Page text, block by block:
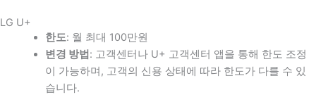
LG U+
한도: 월 최대 100만원
변경 방법 : 고객센터나 U+ 고객센터 앱을 통해 한도 조정
이 가능하며, 고객의 신용 상태에 따라 한도가 다를 수 있
습니다.